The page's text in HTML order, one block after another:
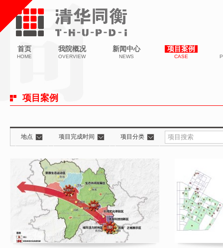
首页
HOME
我院概况
OVERVIEW
新闻中心
NEWS
项目案例
CASE
项目案例
地点 项目完成时间 项目分类